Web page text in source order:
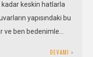
kadar keskin hatlarla
yapısındaki bu
ve ben bedenimle…
DEVAMI